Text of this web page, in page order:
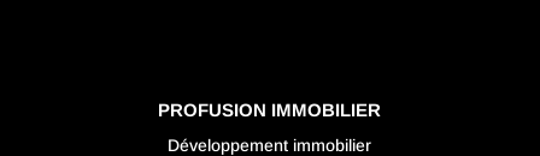
PROFUSION IMMOBILIER
Développement immobilier